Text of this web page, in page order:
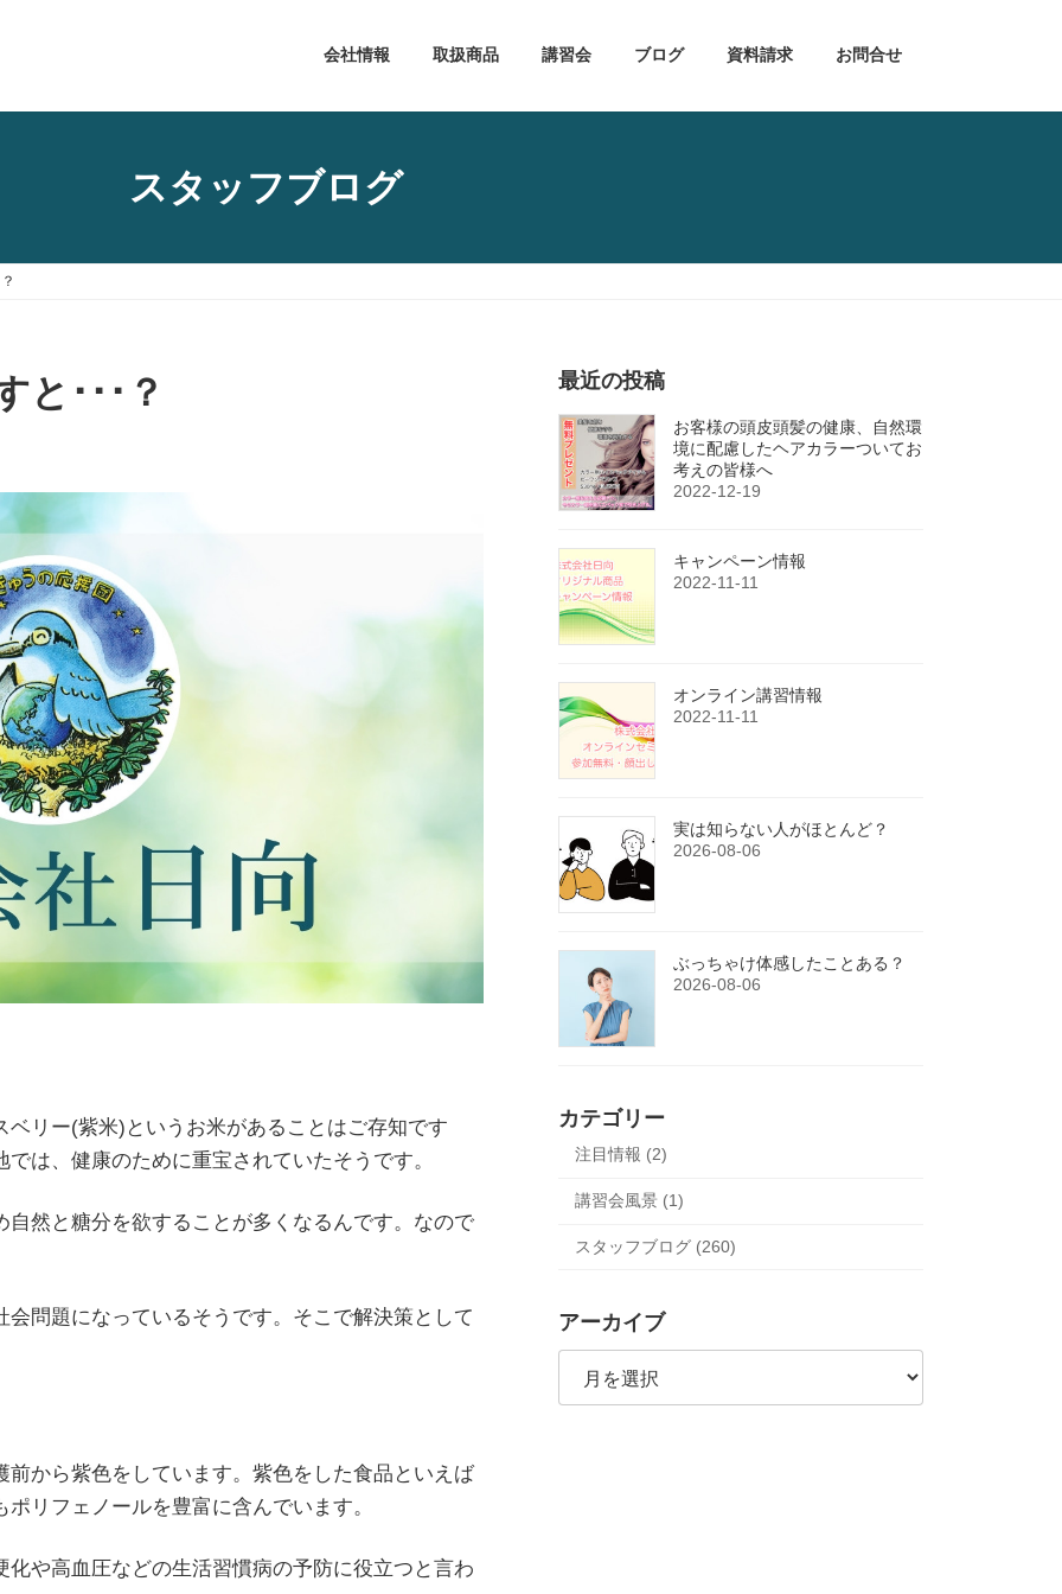
会社情報 取扱商品 講習会 ブログ 資料請求 お問合せ
スタッフブログ
と･･･？
リー(紫米)というお米があることはご存知です
は、健康のために重宝されていたそうです。
然と糖分を欲することが多くなるんです。なので
問題になっているそうです。そこで解決策として
から紫色をしています。紫色をした食品といえば
リフェノールを豊富に含んでいます。
や高血圧などの生活習慣病の予防に役立つと言わ
最近の投稿
お客様の頭皮頭髪の健康、自然環
境に配慮したヘアカラーついてお
考えの皆様へ
2022-12-19
キャンペーン情報
2022-11-11
オンライン講習情報
2022-11-11
実は知らない人がほとんど？
2026-08-06
ぶっちゃけ体感したことある？
2026-08-06
カテゴリー
注目情報 (2)
講習会風景 (1)
スタッフブログ (260)
アーカイブ
ア
カ